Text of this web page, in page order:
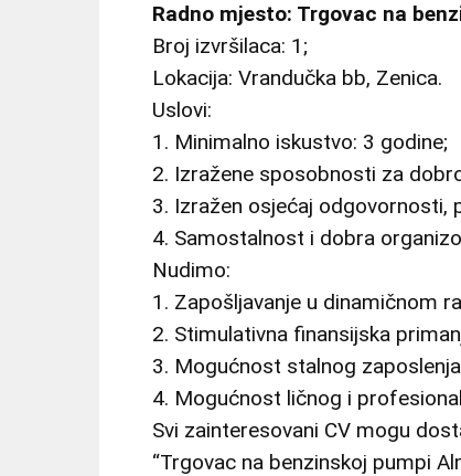
Radno mjesto: Trgovac na
Broj izvršilaca: 1;
Lokacija: Vrandučka bb, Zenica.
Uslovi:
1. Minimalno iskustvo: 3 godine;
2. Izražene sposobnosti za
3. Izražen osjećaj odgovornosti,
4. Samostalnost i dobra
Nudimo:
1. Zapošljavanje u dinamičnom
2. Stimulativna finansijska
3. Mogućnost stalnog
4. Mogućnost ličnog i
Svi zainteresovani CV mogu
“Trgovac na benzinskoj pumpi